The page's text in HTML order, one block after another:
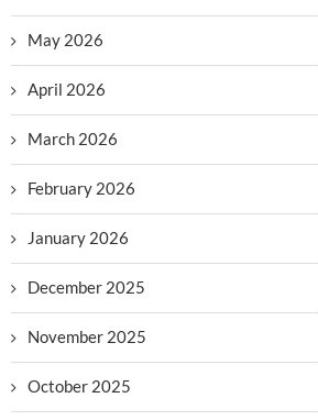
May 2026
April 2026
March 2026
February 2026
January 2026
December 2025
November 2025
October 2025